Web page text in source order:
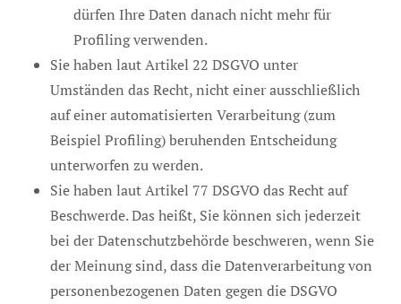
dürfen Ihre Daten danach nicht mehr für
Profiling verwenden.
Sie haben laut Artikel 22 DSGVO unter
Umständen das Recht, nicht einer ausschließlich
auf einer automatisierten Verarbeitung (zum
Beispiel Profiling) beruhenden Entscheidung
unterworfen zu werden.
Sie haben laut Artikel 77 DSGVO das Recht auf
Beschwerde. Das heißt, Sie können sich jederzeit
bei der Datenschutzbehörde beschweren, wenn Sie
der Meinung sind, dass die Datenverarbeitung von
personenbezogenen Daten gegen die DSGVO